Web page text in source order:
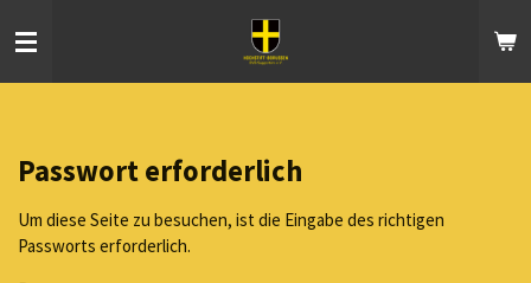
Hauptinhalt
Passwort erforderlich
Um diese Seite zu besuchen, ist die Eingabe des richtigen
Passworts erforderlich.